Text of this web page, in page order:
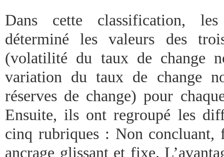
Dans cette classification,
déterminé les valeurs des
(volatilité du taux de change
variation du taux de change
réserves de change) pour
Ensuite, ils ont regroupé les
cinq rubriques : Non concluant,
ancrage glissant et fixe.